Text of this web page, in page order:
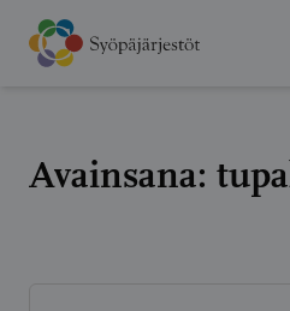
Hyppää
sisältöön
Avainsana: